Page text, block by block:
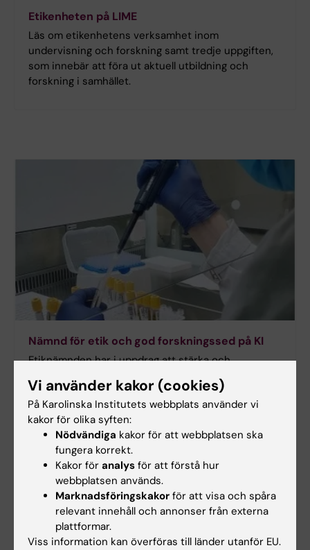
Etikenheten på LIME
Läs om etikenhetens verksamhet inom
undervisning och forskning samt tredje uppgiften,
som innebär att föra ut aktuell utbildning och
forskning i samhället.
Nämnd för etik och god forskningssed på KI
Etiknämnden har i uppdrag att stärka och
försöksdjursetik och god forskningssed.
Vi använder kakor (cookies)
På Karolinska Institutets webbplats använder vi
kakor för olika syften:
Nödvändiga kakor för att webbplatsen ska
fungera korrekt.
Kakor för analys för att förstå hur
webbplatsen används.
Marknadsföringskakor för att visa och spåra
relevant innehåll och annonser från externa
plattformar.
Viss information kan överföras till länder utanför EU.